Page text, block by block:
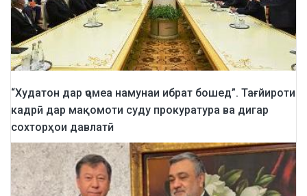
“Худатон дар ҷомеа намунаи ибрат бошед”. Тағйироти
кадрӣ дар мақомоти суду прокуратура ва дигар
сохторҳои давлатӣ